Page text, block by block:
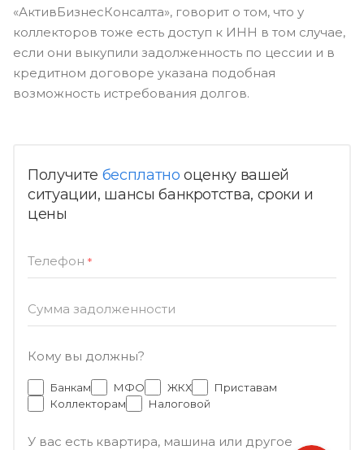
«АктивБизнесКонсалта», говорит о том, что у
коллекторов тоже есть доступ к ИНН в том случае,
если они выкупили задолженность по цессии и в
кредитном договоре указана подобная
возможность истребования долгов.
Получите бесплатно оценку вашей
ситуации, шансы банкротства, сроки и
цены
Телефон *
Сумма задолженности
Кому вы должны?
Банкам МФО ЖКХ
Приставам
Коллекторам
Налоговой
У вас есть квартира, машина или другое